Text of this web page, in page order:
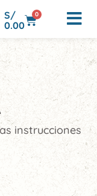
S/
0.00
0
instrucciones